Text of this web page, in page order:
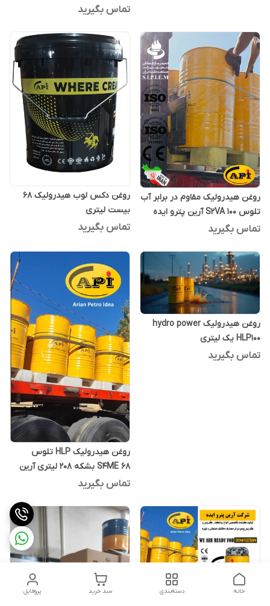
تماس بگیرید
روغن هیدرولیک مقاوم در برابر آب
تلوس S2VA 100 آرین پترو ایده
بشکه 208 لیتری
تماس بگیرید
روغن دکس لوب هیدرولیک 68
بیست لیتری
تماس بگیرید
روغن هیدرولیک hydro power
HLP100 یک لیتری
تماس بگیرید
روغن هیدرولیک HLP تلوس
S4ME 68 بشکه 208 لیتری آرین
پترو ایده
تماس بگیرید
پروفایل سبد خرید دسته‌بندی خانه